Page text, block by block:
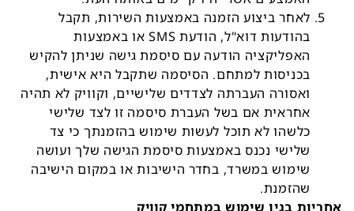
לאחר ביצוע הזמנה באמצעות השירות, תקבל
בהודעות דוא"ל, הודעת SMS או באמצעות
האפליקציה הודעה עם סיסמת גישה שניתן להקיש
בכניסות למתחם. הסיסמה שתקבל היא אישית,
ואסורה העברתה לצדדים שלישיים, וקוויק לא תהיה
אחראית אם בשל העברת סיסמה זו לצד שלישי
כלשהו לא תוכל לעשות שימוש בהזמנתך כי צד
שלישי נכנס באמצעות סיסמת הגישה שלך ועושה
שימוש במשרד, בחדר הישיבות או במקום הישיבה
שהזמנת.
אחריות בגין שימוש במתחמי קוויק